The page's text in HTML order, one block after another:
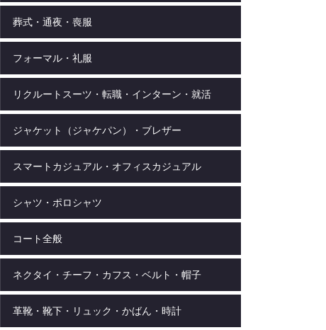
葬式・通夜・喪服
フォーマル・礼服
リクルートスーツ・転職・インターン・就活
ジャケット（ジャケパン）・ブレザー
スマートカジュアル・オフィスカジュアル
シャツ・ポロシャツ
コート全般
ネクタイ・チーフ・カフス・ベルト・帽子
革靴・靴下・リュック・かばん・時計